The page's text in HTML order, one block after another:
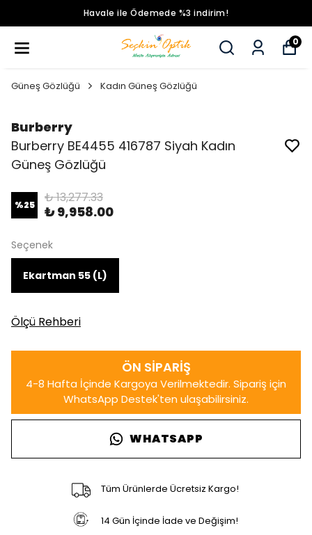
Havale ile Ödemede %3 indirim!
0
Güneş Gözlüğü Kadın Güneş Gözlüğü
Burberry
Burberry BE4455 416787 Siyah Kadın
Güneş Gözlüğü
%25 ₺ 13,277.33
₺ 9,958.00
Seçenek
Ekartman 55 (L)
Ölçü Rehberi
WHATSAPP
Tüm Ürünlerde Ücretsiz Kargo!
14 Gün İçinde İade ve Değişim!